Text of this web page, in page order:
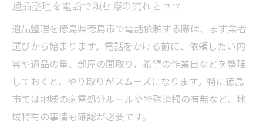
意
徳島市で遺品整理を電話依頼する際の行政
対応
遺品整理を電話で頼む時の徳島市の家電処
分事情
徳島市の遺品整理でよくあるトラブル事例
遺品整理を電話で頼む際の流れとコツ
遺品整理を徳島県徳島市で電話依頼する際は、まず業者
選びから始まります。電話をかける前に、依頼したい内
容や遺品の量、部屋の間取り、希望の作業日などを整理
しておくと、やり取りがスムーズになります。特に徳島
市では地域の家電処分ルールや特殊清掃の有無など、地
域特有の事情も確認が必要です。